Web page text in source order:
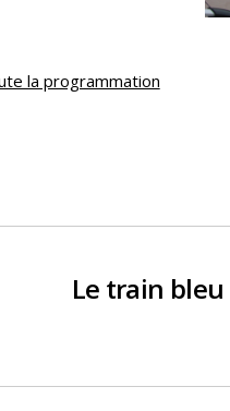
la programmation
Le train